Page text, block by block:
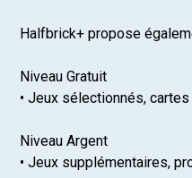
Halfbrick+ propose
Niveau Gratuit
• Jeux sélectionnés,
Niveau Argent
• Jeux supplémentaires,